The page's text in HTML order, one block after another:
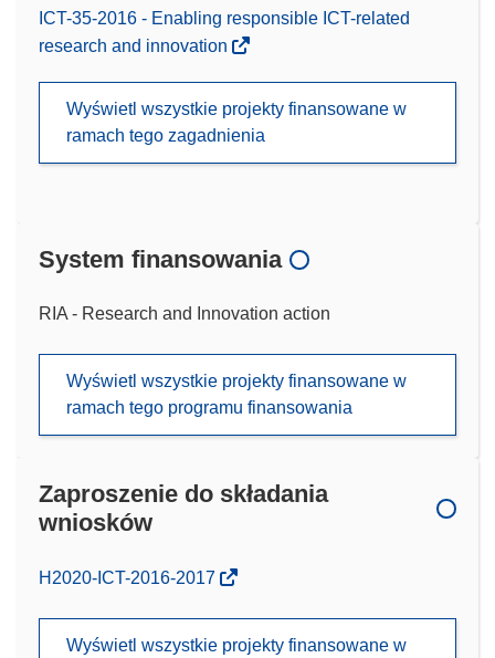
ICT-35-2016 - Enabling responsible ICT-related
research and innovation
Wyświetl wszystkie projekty finansowane w
ramach tego zagadnienia
System finansowania
RIA - Research and Innovation action
Wyświetl wszystkie projekty finansowane w
ramach tego programu finansowania
Zaproszenie do składania
wniosków
(odnośnik
H2020-ICT-2016-2017
Wyświetl wszystkie projekty finansowane w